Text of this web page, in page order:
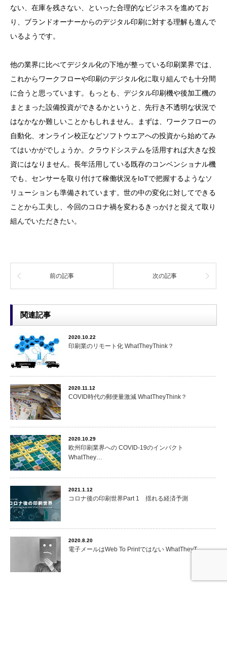
ない、在庫を残さない、といった合理的なビジネスを進めてお
り、ブランドオーナーからのデジタル印刷に対する理解も進んで
いるようです。
他の業界に比べてデジタル化の下地が整っている印刷業界では、
これからワークフローや印刷のデジタル化に取り組んでも十分間
に合うと思っています。もっとも、デジタル印刷機や後加工機の
まとまった設備投資ができるかというと、先行き不透明な状況で
はなかなか難しいことかもしれません。まずは、ワークフローの
自動化、オンライン校正などソフトウエアへの投資から始めてみ
てはいかがでしょうか。クラウドシステムを活用すれば大きな投
資にはなりません。長年活用している既存のコンベンショナル機
でも、センサーを取り付けて稼働状況をIoTで把握するようなソ
リューションも準備されています。世の中の変化に対してできる
ことから工夫し、今回のコロナ禍を変わるきっかけと捉えて取り
組んでいただきたい。
前の記事 次の記事
関連記事
2020.10.22
印刷業のリモート化 WhatTheyThink？
2020.11.12
COVID時代の郵便量激減 WhatTheyThink？
2020.10.29
欧州印刷業界への COVID-19のインパクト
WhatThey…
2021.1.12
コロナ後の印刷世界Part 1 揺れる経済予測
2020.8.20
電子メールはWeb To Printではない WhatTheyT…